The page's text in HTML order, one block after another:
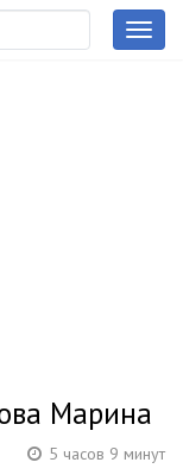
Марина
5 часов 9 минут